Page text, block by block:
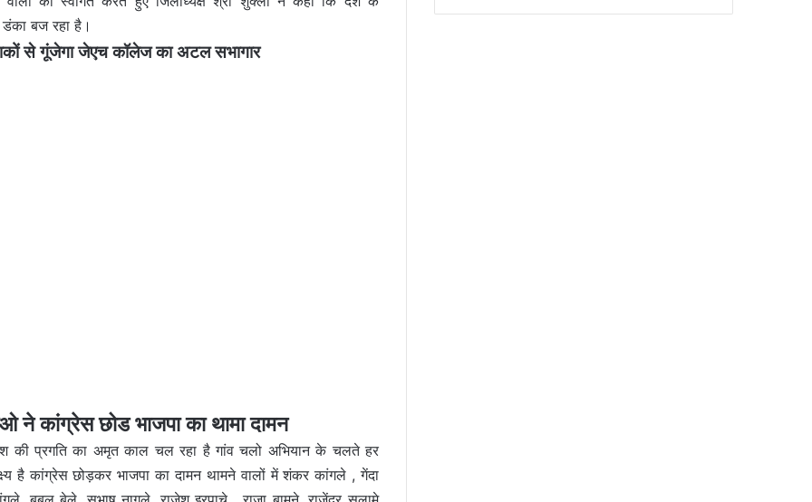
डंका बज रहा है।
से गूंजेगा जेएच कॉलेज का अटल सभागार
कांग्रेस छोड भाजपा का थामा दामन
की प्रगति का अमृत काल चल रहा है गांव चलो अभियान के चलते हर
है कांग्रेस छोड़कर भाजपा का दामन थामने वालों में शंकर कांगले , गेंदा